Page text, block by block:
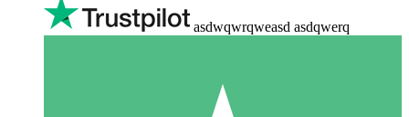
asdwqwrqweasd asdqwerq